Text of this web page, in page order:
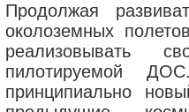
Продолжая
околоземных
реализовывать
пилотируемой
принципиально